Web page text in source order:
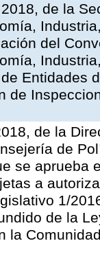
de la
del
Entidades
de
de la
de
se aprueba
a
1/
de la
la